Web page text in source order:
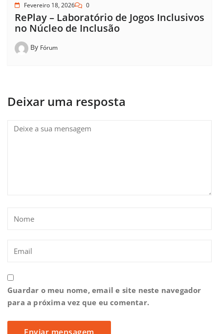
Fevereiro 18, 2026 0
RePlay – Laboratório de Jogos Inclusivos
no Núcleo de Inclusão
By Fórum
Deixar uma resposta
Guardar o meu nome, email e site neste navegador
para a próxima vez que eu comentar.